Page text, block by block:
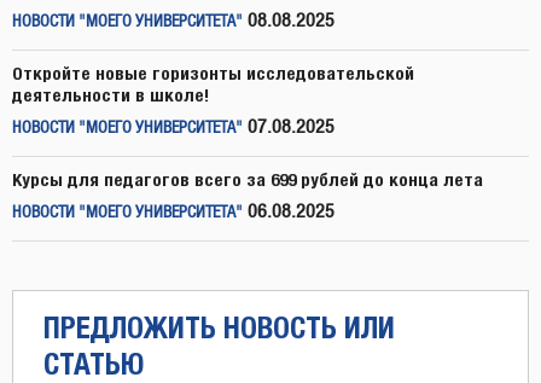
НОВОСТИ "МОЕГО УНИВЕРСИТЕТА" 08.08.2025
Откройте новые горизонты исследовательской
деятельности в школе!
НОВОСТИ "МОЕГО УНИВЕРСИТЕТА" 07.08.2025
Курсы для педагогов всего за 699 рублей до конца лета
НОВОСТИ "МОЕГО УНИВЕРСИТЕТА" 06.08.2025
ПРЕДЛОЖИТЬ НОВОСТЬ ИЛИ
СТАТЬЮ